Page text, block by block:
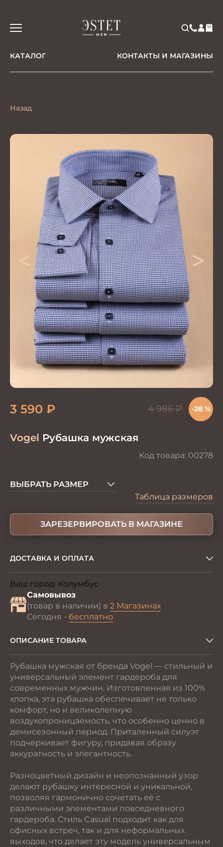
КАТАЛОГ КОНТАКТЫ И МАГАЗИНЫ
Назад
< >
Vogel Рубашка мужская
Код товара: 00278
3 590 ₽ 4 986₽ -28 %
ВЫБРАТЬ РАЗМЕР
Таблица размеров
ЗАРЕЗЕРВИРОВАТЬ В МАГАЗИНЕ
ДОСТАВКА И ОПЛАТА
Ваш город: Колумбус
Самовывоз
(товар в наличии) в 2 Магазинах
Сегодня - бесплатно
ОПИСАНИЕ ТОВАРА
Рубашка мужская от бренда Vogel — стильный и
универсальный элемент гардероба для
современных мужчин. Изготовленная из 100%
хлопка, эта рубашка обеспечивает не только
комфорт, но и великолепную
воздухопроницаемость, что особенно ценно в
демисезонный период. Приталенный силуэт
подчеркивает фигуру, придавая образу
аккуратность и элегантность.
Разноцветный дизайн и неопознанный узор
делают рубашку интересной и уникальной,
позволяя гармонично сочетать её с
различными элементами повседневного
гардероба. Стиль Casual подходит как для
офисных встреч, так и для неформальных
выходов, что делает эту модель универсальным